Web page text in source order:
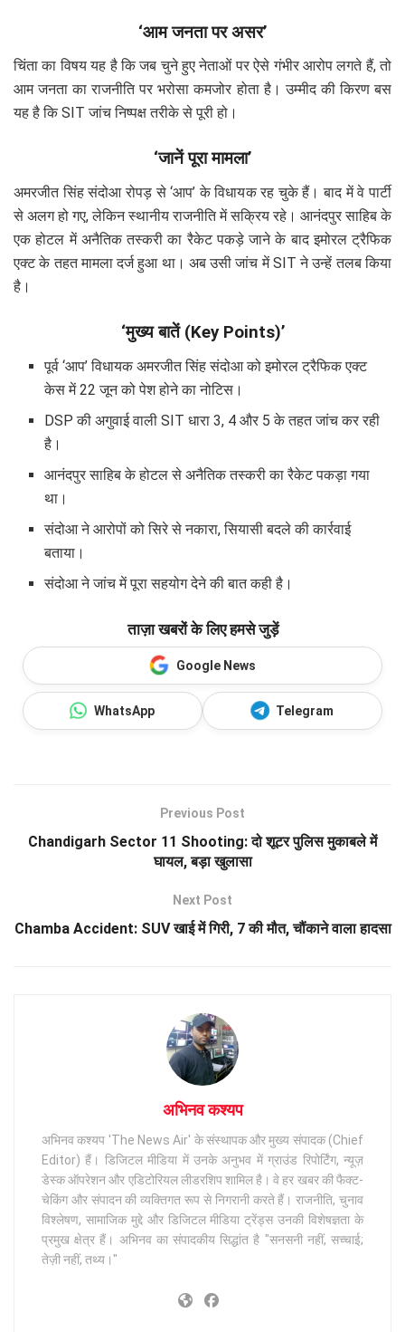
‘आम जनता पर असर’
चिंता का विषय यह है कि जब चुने हुए नेताओं पर ऐसे गंभीर आरोप लगते हैं, तो
आम जनता का राजनीति पर भरोसा कमजोर होता है। उम्मीद की किरण बस
यह है कि SIT जांच निष्पक्ष तरीके से पूरी हो।
‘जानें पूरा मामला’
अमरजीत सिंह संदोआ रोपड़ से ‘आप’ के विधायक रह चुके हैं। बाद में वे पार्टी
से अलग हो गए, लेकिन स्थानीय राजनीति में सक्रिय रहे। आनंदपुर साहिब के
एक होटल में अनैतिक तस्करी का रैकेट पकड़े जाने के बाद इमोरल ट्रैफिक
एक्ट के तहत मामला दर्ज हुआ था। अब उसी जांच में SIT ने उन्हें तलब किया
है।
‘मुख्य बातें (Key Points)’
पूर्व ‘आप’ विधायक अमरजीत सिंह संदोआ को इमोरल ट्रैफिक एक्ट
केस में 22 जून को पेश होने का नोटिस।
DSP की अगुवाई वाली SIT धारा 3, 4 और 5 के तहत जांच कर रही
है।
आनंदपुर साहिब के होटल से अनैतिक तस्करी का रैकेट पकड़ा गया
था।
संदोआ ने आरोपों को सिरे से नकारा, सियासी बदले की कार्रवाई
बताया।
संदोआ ने जांच में पूरा सहयोग देने की बात कही है।
ताज़ा खबरों के लिए हमसे जुड़ें
Google News
WhatsApp Telegram
Previous Post
Chandigarh Sector 11 Shooting: दो शूटर पुलिस मुकाबले में
घायल, बड़ा खुलासा
Next Post
Chamba Accident: SUV खाई में गिरी, 7 की मौत, चौंकाने वाला हादसा
अभिनव कश्यप
अभिनव कश्यप 'The News Air' के संस्थापक और मुख्य संपादक (Chief
Editor) हैं। डिजिटल मीडिया में उनके अनुभव में ग्राउंड रिपोर्टिंग, न्यूज़
डेस्क ऑपरेशन और एडिटोरियल लीडरशिप शामिल है। वे हर खबर की फैक्ट-
चेकिंग और संपादन की व्यक्तिगत रूप से निगरानी करते हैं। राजनीति, चुनाव
विश्लेषण, सामाजिक मुद्दे और डिजिटल मीडिया ट्रेंड्स उनकी विशेषज्ञता के
प्रमुख क्षेत्र हैं। अभिनव का संपादकीय सिद्धांत है "सनसनी नहीं, सच्चाई;
तेज़ी नहीं, तथ्य।"